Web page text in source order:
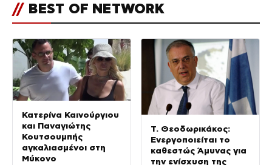
// BEST OF NETWORK
Κατερίνα Καινούργιου
και Παναγιώτης
Κουτσουμπής
αγκαλιασμένοι στη
Μύκονο
Τ. Θεοδωρικάκος:
Ενεργοποιείται το
καθεστώς Άμυνας για
την ενίσχυση της